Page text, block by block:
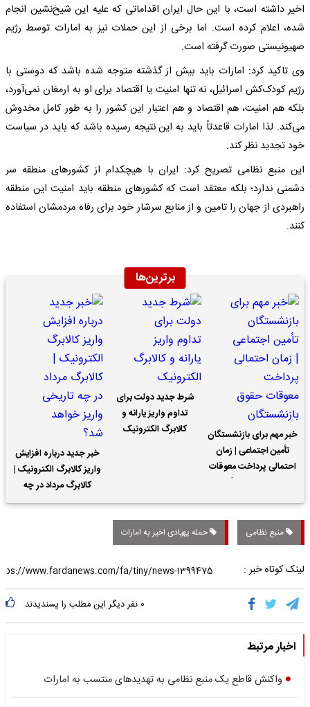
اخیر داشته است، با این حال ایران اقداماتی که علیه این شیخ‌نشین انجام
شده، اعلام کرده است. اما برخی از این حملات نیز به امارات توسط رژیم
صهیونیستی صورت گرفته است.
وی تاکید کرد: امارات باید بیش از گذشته متوجه شده باشد که دوستی با
رژیم کودک‌کش اسرائیل، نه تنها امنیت یا اقتصاد برای او به ارمغان نمی‌آورد،
بلکه هم امنیت، هم اقتصاد و هم اعتبار این کشور را به طور کامل مخدوش
می‌کند. لذا امارات قاعدتاً باید به این نتیجه رسیده باشد که باید در سیاست
خود تجدید نظر کند.
این منبع نظامی تصریح کرد: ایران با هیچکدام از کشورهای منطقه سر
دشمنی ندارد؛ بلکه معتقد است که کشورهای منطقه باید امنیت این منطقه
راهبردی از جهان را تامین و از منابع سرشار خود برای رفاه مردمشان استفاده
کنند.
برترین‌ها
خبر مهم برای بازنشستگان
تأمین اجتماعی | زمان
احتمالی پرداخت معوقات
شرط جدید دولت برای
تداوم واریز یارانه و
کالابرگ الکترونیک
خبر جدید درباره افزایش
واریز کالابرگ الکترونیک |
کالابرگ مرداد در چه
تاریخی واریز خواهد شد؟
منبع نظامی حمله پهپادی اخیر به امارات
لینک کوتاه خبر :
۰ نفر دیگر این مطلب را پسندیدند
اخبار مرتبط
واکنش قاطع یک منبع نظامی به تهدیدهای منتسب به امارات